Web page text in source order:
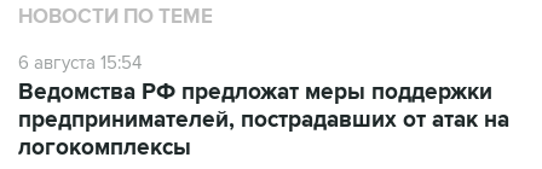
6 августа 15:54
предпринимателей, пострадавших от атак на
логокомплексы